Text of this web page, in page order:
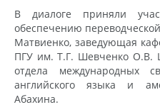
В диалоге приняли
обеспечению
Матвиенко, заведующая
ПГУ им. Т.Г. Шевченко О.В.
отдела международных
английского языка и
Абахина.